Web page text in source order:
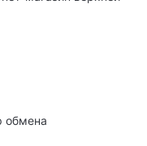
обмена